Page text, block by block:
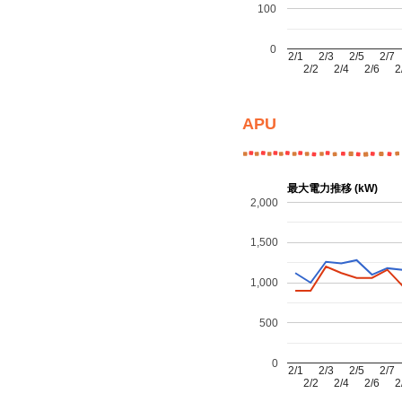
2/1
2/2
2/3
2/4
2/5
2/6
2/7
0
100
APU
最大電力推移 (kW)
2/1
2/2
2/3
2/4
2/5
2/6
2/7
0
500
1,000
1,500
2,000